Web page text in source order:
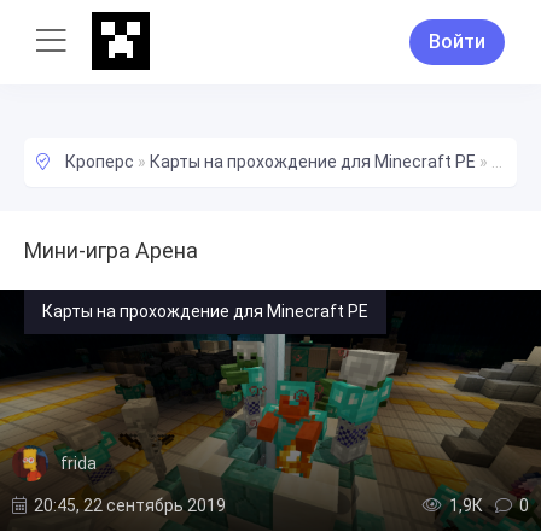
Войти
Кроперс » Карты на прохождение для Minecraft PE »
Мини-игра Арена
Карты на прохождение для Minecraft PE
frida
20:45, 22 сентябрь 2019 1,9К 0